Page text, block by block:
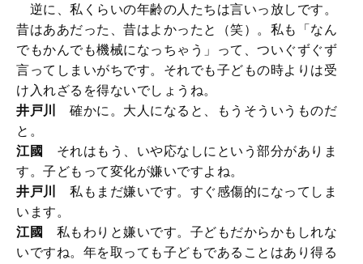
逆に、私くらいの年齢の人たちは言いっ放しです。
昔はああだった、昔はよかったと（笑）。私も「なん
でもかんでも機械になっちゃう」って、ついぐずぐず
言ってしまいがちです。それでも子どもの時よりは受
け入れざるを得ないでしょうね。
井戸川
確かに。大人になると、もうそういうものだ
と。
江國
それはもう、いや応なしにという部分がありま
す。子どもって変化が嫌いですよね。
井戸川
私もまだ嫌いです。すぐ感傷的になってしま
います。
江國
私もわりと嫌いです。子どもだからかもしれな
いですね。年を取っても子どもであることはあり得る